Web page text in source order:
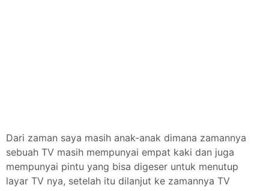
Dari zaman saya masih anak-anak dimana zamannya
sebuah TV masih mempunyai empat kaki dan juga
mempunyai pintu yang bisa digeser untuk menutup
layar TV nya, setelah itu dilanjut ke zamannya TV